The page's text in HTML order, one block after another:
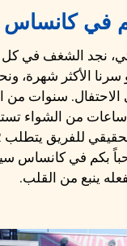
في
نجد الشغف في
سرنا الأكثر شهرة،
الاحتفال. سنوات من
ساعات من الشواء
بكم في كانساس
ينبع من القلب.